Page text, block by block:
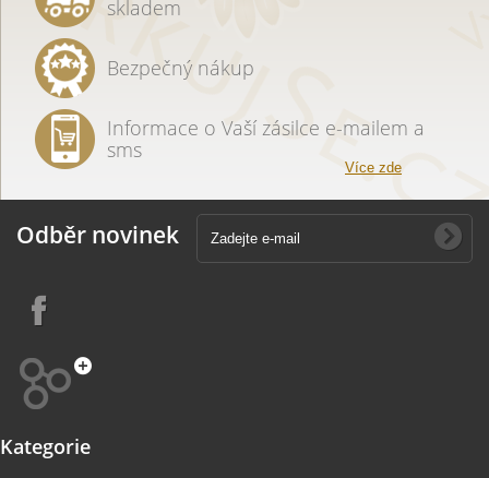
skladem
Bezpečný nákup
Informace o Vaší zásilce e-mailem a
sms
Více zde
Odběr novinek
Kategorie